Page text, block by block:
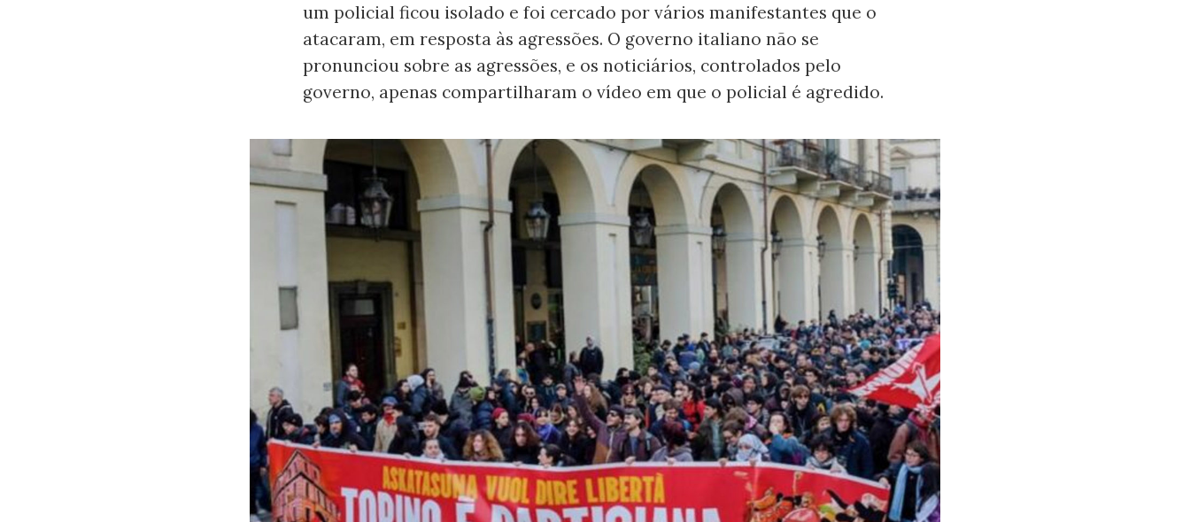
um policial ficou isolado e foi cercado por vários manifestantes que o
atacaram, em resposta às agressões. O governo italiano não se
pronunciou sobre as agressões, e os noticiários, controlados pelo
governo, apenas compartilharam o vídeo em que o policial é agredido.